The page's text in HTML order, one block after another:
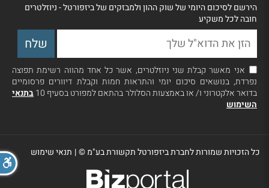
הירשם לסיכום היומי של שוק ההון ולמבזקים של ביזפורטל - ניוזלטרים
חובה לכל משקיע
אני מאשר קבלת שני ניוזלטרים, אשר כל אחד מהווה רשימת תפוצה
נפרדת, בנושאים סיכום יומי והתראות חמות וקבלת דיוורים פרסומיים
בדואר אלקטרוני ו/ או באמצעות הסלולר בהתאם למפורט בסעיף 10
בתנאי
השימוש
כל הזכויות שמורות לחברת ביזפורטל תקשורת בע"מ ©| תנאי שימוש